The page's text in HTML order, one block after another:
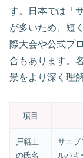
す。日本では「
が多いため、短
際大会や公式プ
合もあります。
景をより深く理
項目
戸籍上
の氏名
サニブ
ルハキ